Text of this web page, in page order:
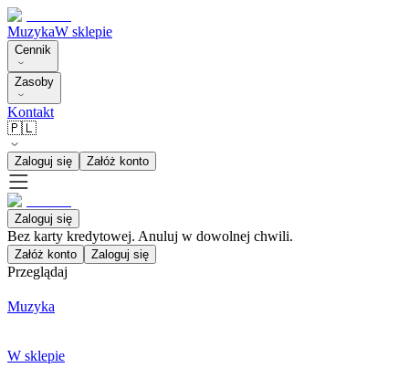
MuzykaW sklepie
Cennik
Zasoby
Kontakt
🇵🇱
Zaloguj się Załóż konto
Zaloguj się
Bez karty kredytowej. Anuluj w dowolnej chwili.
Załóż konto Zaloguj się
Przeglądaj
Muzyka
W sklepie